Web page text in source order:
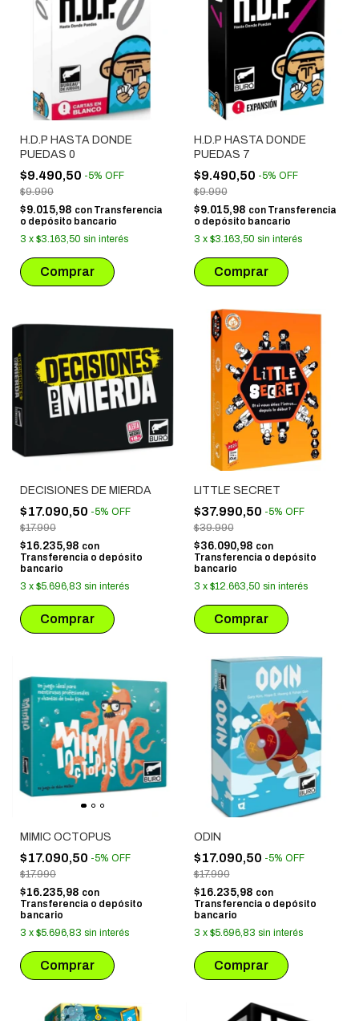
H.D.P HASTA DONDE
PUEDAS 0
$9.490,50 -5% OFF
$9.990
$9.015,98 con Transferencia
o depósito bancario
3 x $3.163,50 sin interés
H.D.P HASTA DONDE
PUEDAS 7
$9.490,50 -5% OFF
$9.990
$9.015,98 con Transferencia
o depósito bancario
3 x $3.163,50 sin interés
DECISIONES DE MIERDA
$17.090,50 -5% OFF
$17.990
$16.235,98 con
Transferencia o depósito
bancario
3 x $5.696,83 sin interés
LITTLE SECRET
$37.990,50 -5% OFF
$39.990
$36.090,98 con
Transferencia o depósito
bancario
3 x $12.663,50 sin interés
MIMIC OCTOPUS
$17.090,50 -5% OFF
$17.990
$16.235,98 con
Transferencia o depósito
bancario
3 x $5.696,83 sin interés
ODIN
$17.090,50 -5% OFF
$17.990
$16.235,98 con
Transferencia o depósito
bancario
3 x $5.696,83 sin interés